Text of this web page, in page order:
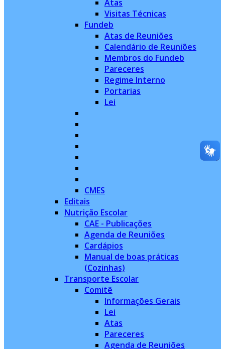
Atas
Visitas Técnicas
Fundeb
Atas de Reuniões
Calendário de Reuniões
Membros do Fundeb
Pareceres
Regime Interno
Portarias
Lei
CMES
Editais
Nutrição Escolar
CAE - Publicações
Agenda de Reuniões
Cardápios
Manual de boas práticas
(Cozinhas)
Transporte Escolar
Comitê
Informações Gerais
Lei
Atas
Pareceres
Agenda de Reuniões